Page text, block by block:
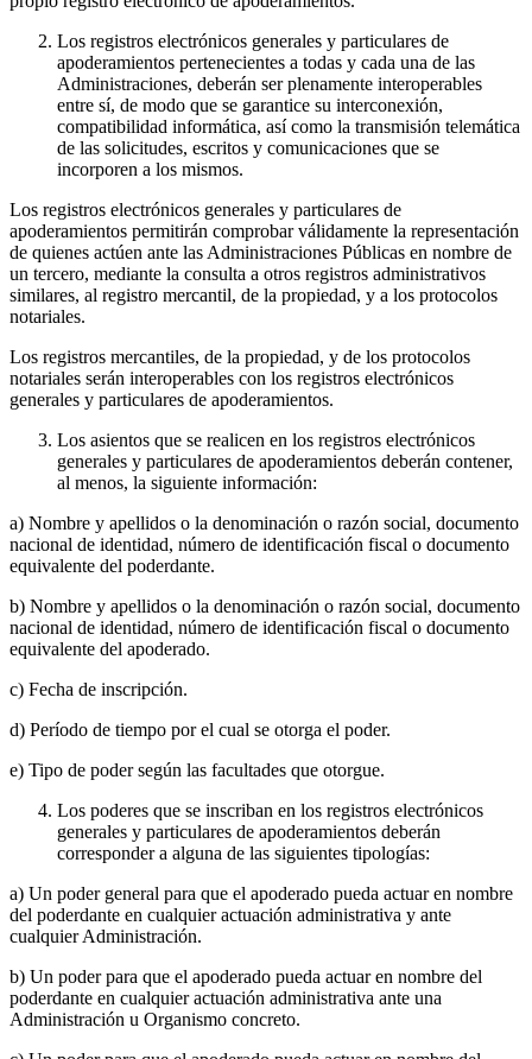
Los registros electrónicos generales y particulares de
apoderamientos pertenecientes a todas y cada una de las
Administraciones, deberán ser plenamente interoperables
entre sí, de modo que se garantice su interconexión,
compatibilidad informática, así como la transmisión telemática
de las solicitudes, escritos y comunicaciones que se
incorporen a los mismos.
Los registros electrónicos generales y particulares de
apoderamientos permitirán comprobar válidamente la representación
de quienes actúen ante las Administraciones Públicas en nombre de
un tercero, mediante la consulta a otros registros administrativos
similares, al registro mercantil, de la propiedad, y a los protocolos
notariales.
Los registros mercantiles, de la propiedad, y de los protocolos
notariales serán interoperables con los registros electrónicos
generales y particulares de apoderamientos.
Los asientos que se realicen en los registros electrónicos
generales y particulares de apoderamientos deberán contener,
al menos, la siguiente información:
a) Nombre y apellidos o la denominación o razón social, documento
nacional de identidad, número de identificación fiscal o documento
equivalente del poderdante.
b) Nombre y apellidos o la denominación o razón social, documento
nacional de identidad, número de identificación fiscal o documento
equivalente del apoderado.
c) Fecha de inscripción.
d) Período de tiempo por el cual se otorga el poder.
e) Tipo de poder según las facultades que otorgue.
Los poderes que se inscriban en los registros electrónicos
generales y particulares de apoderamientos deberán
corresponder a alguna de las siguientes tipologías:
a) Un poder general para que el apoderado pueda actuar en nombre
del poderdante en cualquier actuación administrativa y ante
cualquier Administración.
b) Un poder para que el apoderado pueda actuar en nombre del
poderdante en cualquier actuación administrativa ante una
Administración u Organismo concreto.